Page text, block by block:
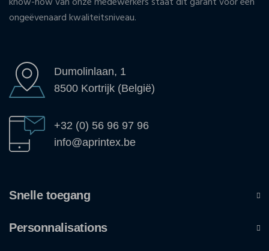
ongeëvenaard kwaliteitsniveau.
Dumolinlaan, 1
8500 Kortrijk (België)
+32 (0) 56 96 97 96
info@aprintex.be
Snelle toegang
Personnalisations